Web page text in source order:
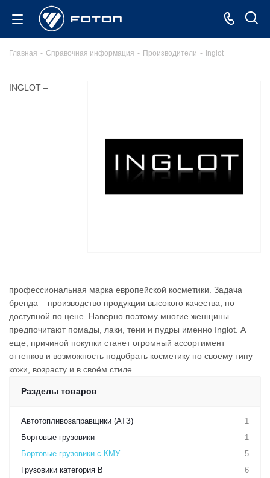
Главная - Справочная информация - Производители - Inglot
INGLOT –
профессиональная марка европейской косметики. Задача
бренда – производство продукции высокого качества, но
доступной по цене. Наверно поэтому многие женщины
предпочитают помады, лаки, тени и пудры именно Inglot. А
еще, причиной покупки станет огромный ассортимент
оттенков и возможность подобрать косметику по своему типу
кожи, возрасту и в своём стиле.
Разделы товаров
Автотопливозаправщики (АТЗ)
1
Бортовые грузовики
1
Бортовые грузовики с КМУ
5
Грузовики категория B
6